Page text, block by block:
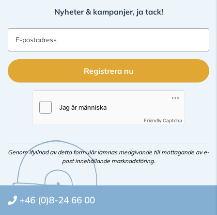
Nyheter & kampanjer, ja tack!
E-postadress
Registrera nu
Friendly Captcha
Genom ifyllnad av detta formulär lämnas medgivande till mottagande av e-
post innehållande marknadsföring.
+46 (0)8-24 66 00